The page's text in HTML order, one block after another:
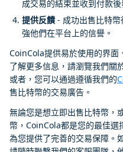
成交易的結束並收到付款後
提供反饋 - 成功出售比特
強他們在平台上的信譽。
CoinCola提供易於使用的界面
了解更多信息，請瀏覽我們關
或者，您可以通過遵循我們的
售比特幣的交易廣告。
無論您是想立即出售比特幣，
幣，CoinCola都是您的最佳選
為您提供了完善的交易保障。